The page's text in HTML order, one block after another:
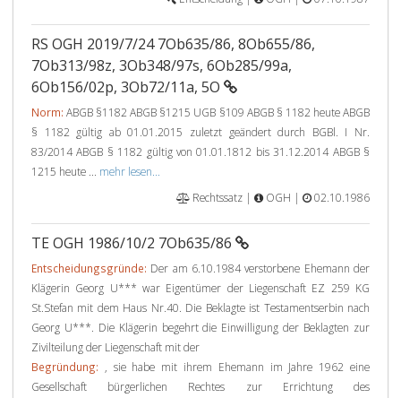
RS OGH 2019/7/24 7Ob635/86, 8Ob655/86,
7Ob313/98z, 3Ob348/97s, 6Ob285/99a,
6Ob156/02p, 3Ob72/11a, 5O
Norm: ABGB §1182 ABGB §1215 UGB §109 ABGB § 1182 heute ABGB
§ 1182 gültig ab 01.01.2015 zuletzt geändert durch BGBl. I Nr.
83/2014 ABGB § 1182 gültig von 01.01.1812 bis 31.12.2014 ABGB §
1215 heute ... mehr lesen...
Rechtssatz |
OGH | 02.10.1986
TE OGH 1986/10/2 7Ob635/86
Entscheidungsgründe: Der am 6.10.1984 verstorbene Ehemann der
Klägerin Georg U*** war Eigentümer der Liegenschaft EZ 259 KG
St.Stefan mit dem Haus Nr.40. Die Beklagte ist Testamentserbin nach
Georg U***. Die Klägerin begehrt die Einwilligung der Beklagten zur
Zivilteilung der Liegenschaft mit der
Begründung: , sie habe mit ihrem Ehemann im Jahre 1962 eine
Gesellschaft bürgerlichen Rechtes zur Errichtung des